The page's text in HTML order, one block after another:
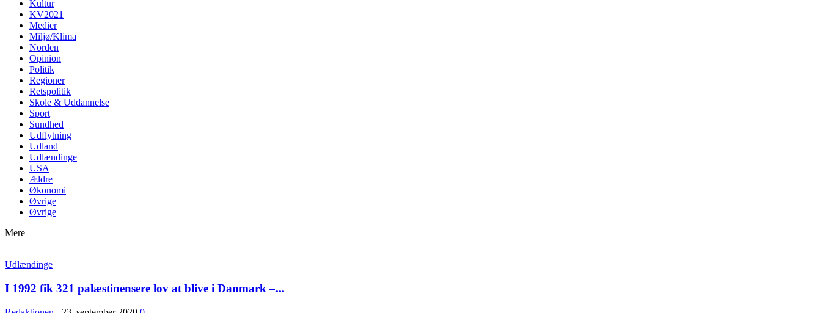
Kultur
KV2021
Medier
Miljø/Klima
Norden
Opinion
Politik
Regioner
Retspolitik
Skole & Uddannelse
Sport
Sundhed
Udflytning
Udland
Udlændinge
USA
Ældre
Økonomi
Øvrige
Øvrige
Mere
Udlændinge
I 1992 fik 321 palæstinensere lov at blive i Danmark –...